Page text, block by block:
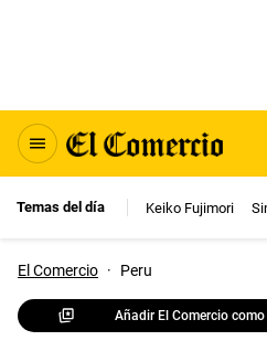
Temas del día Keiko Fujimori
El Comercio · Peru
Añadir El Comercio